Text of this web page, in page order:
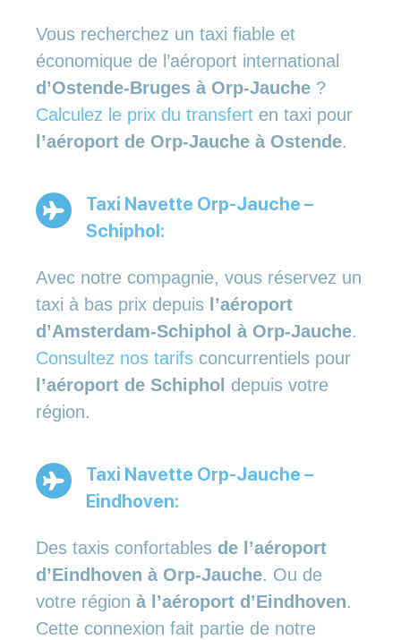
Vous recherchez un taxi fiable et
économique de l’aéroport international
d’Ostende-Bruges à Orp-Jauche ?
Calculez le prix du transfert en taxi pour
l’aéroport de Orp-Jauche à Ostende.
Taxi Navette Orp-Jauche –
Schiphol:
Avec notre compagnie, vous réservez un
taxi à bas prix depuis l’aéroport
d’Amsterdam-Schiphol à Orp-Jauche.
Consultez nos tarifs concurrentiels pour
l’aéroport de Schiphol depuis votre
région.
Taxi Navette Orp-Jauche –
Eindhoven:
Des taxis confortables de l’aéroport
d’Eindhoven à Orp-Jauche. Ou de
votre région à l’aéroport d’Eindhoven.
Cette connexion fait partie de notre